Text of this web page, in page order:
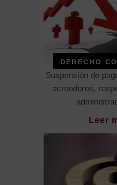
DERECHO
Suspensión de
acreedores,
Leer